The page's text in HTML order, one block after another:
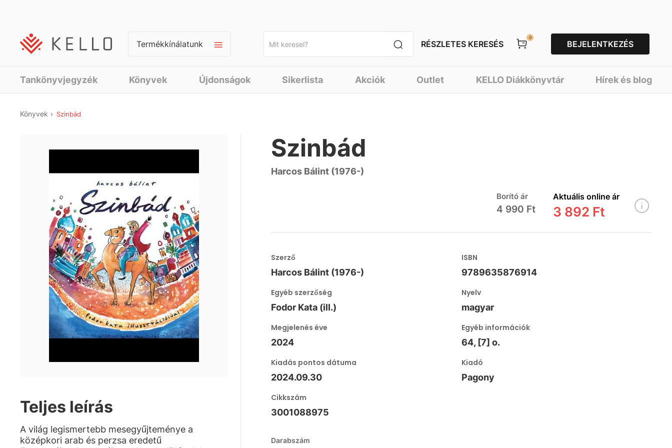
Termékkínálatunk RÉSZLETES KERESÉS
0
BEJELENTKEZÉS
Tankönyvjegyzék Könyvek Újdonságok Sikerlista Akciók Outlet KELLO Diákkönyvtár Hírek és blog
Könyvek Szinbád
Teljes leírás
A világ legismertebb mesegyűjteménye a
középkori arab és perzsa eredetű
Szinbád
Harcos Bálint (1976-)
Borító ár
4 990 Ft
Aktuális online ár
3 892 Ft
Szerző
Harcos Bálint (1976-)
ISBN
9789635876914
Egyéb szerzőség
Fodor Kata (ill.)
Nyelv
magyar
Megjelenés éve
2024
Egyéb információk
64, [7] o.
Kiadás pontos dátuma
2024.09.30
Kiadó
Pagony
Cikkszám
3001088975
Darabszám